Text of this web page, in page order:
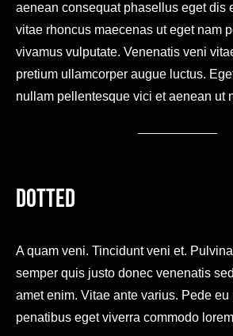
aenean consequat phasellus eget dis
vitae rhoncus maecenas ut eget nam
vivamus vulputate. Venenatis veni
pretium ullamcorper augue luctus.
nullam pellentesque vici et aenean ut
Dotted
A quam veni. Tincidunt veni et.
semper quis justo donec venenatis
amet enim. Vitae ante varius. Pede eu
penatibus eget viverra commodo